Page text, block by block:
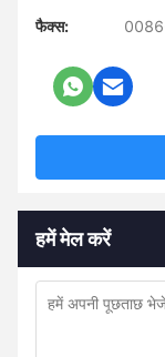
फैक्स:
हमें मेल करें